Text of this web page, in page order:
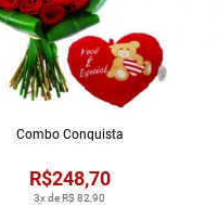
3x de R$ 82,90
R$248,70
Combo Conquista